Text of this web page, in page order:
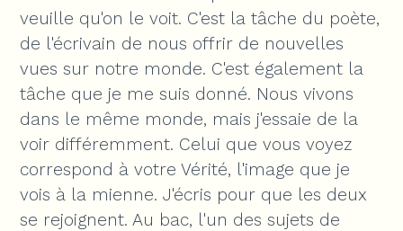
veuille qu'on le voit. C'est la tâche du poète,
de l'écrivain de nous offrir de nouvelles
vues sur notre monde. C'est également la
tâche que je me suis donné. Nous vivons
dans le même monde, mais j'essaie de la
voir différemment. Celui que vous voyez
correspond à votre Vérité, l'image que je
vois à la mienne. J'écris pour que les deux
se rejoignent. Au bac, l'un des sujets de